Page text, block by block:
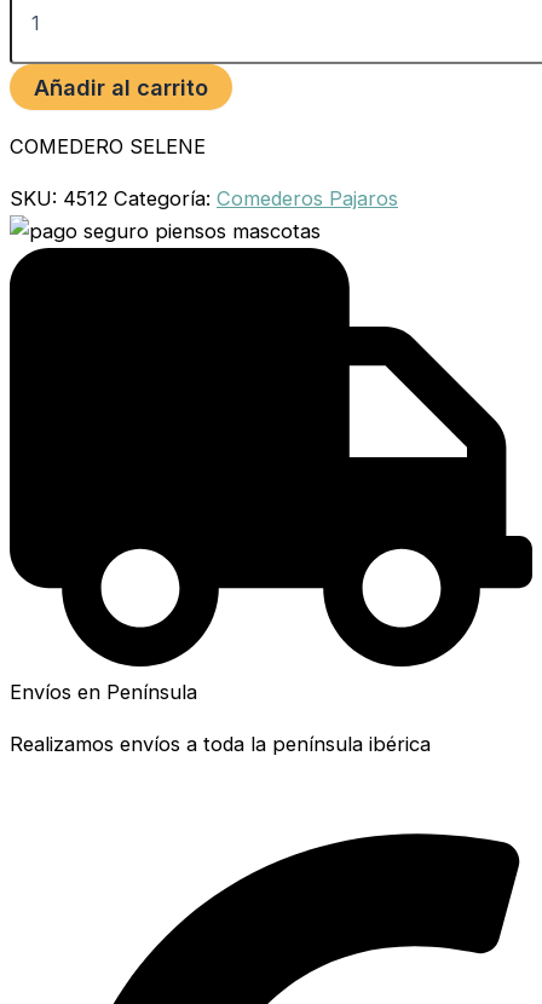
Añadir al carrito
COMEDERO SELENE
SKU: 4512 Categoría: Comederos Pajaros
Envíos en Península
Realizamos envíos a toda la península ibérica